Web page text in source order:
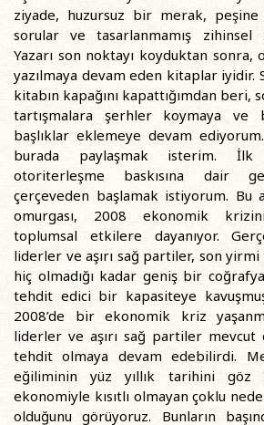
ziyade, huzursuz bir merak, peşine
sorular ve tasarlanmamış zihinsel
Yazarı son noktayı koyduktan sonra,
yazılmaya devam eden kitaplar iyidir.
kitabın kapağını kapattığımdan beri,
tartışmalara şerhler koymaya ve
başlıklar eklemeye devam
burada paylaşmak isterim. İlk
otoriterleşme baskısına dair
çerçeveden başlamak istiyorum. Bu
omurgası, 2008 ekonomik
toplumsal etkilere dayanıyor.
liderler ve aşırı sağ partiler, son yirmi
hiç olmadığı kadar geniş bir
tehdit edici bir kapasiteye
2008’de bir ekonomik kriz
liderler ve aşırı sağ partiler
tehdit olmaya devam edebilirdi.
eğiliminin yüz yıllık tarihini göz
ekonomiyle kısıtlı olmayan çoklu
olduğunu görüyoruz. Bunların